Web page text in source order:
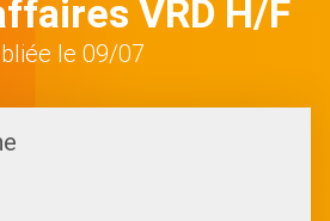
VRD H/F
le 09/07